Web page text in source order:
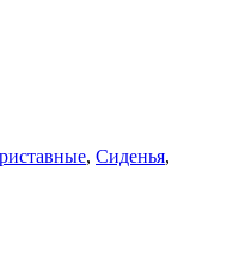
, Сиденья,